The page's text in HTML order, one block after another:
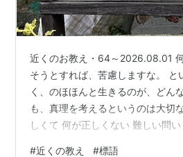
近くのお教え・64～2026.08.01
そうとすれば、苦慮しますな。 と
く、のほほんと生きるのが、どん
も、真理を考えるというのは大切
しくて 何が正しくない 難しい問
#近くの教え #標語